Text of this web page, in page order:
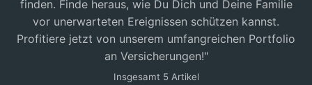
finden. Finde heraus, wie Du Dich und Deine Familie
vor unerwarteten Ereignissen schützen kannst.
Profitiere jetzt von unserem umfangreichen Portfolio
an Versicherungen!"
Insgesamt 5 Artikel